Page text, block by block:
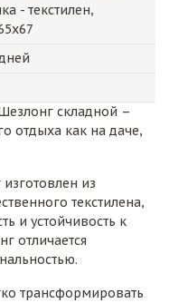
- текстилен,
складной –
отдыха как на даче,
из
текстилена,
и устойчивость к
отличается
трансформировать